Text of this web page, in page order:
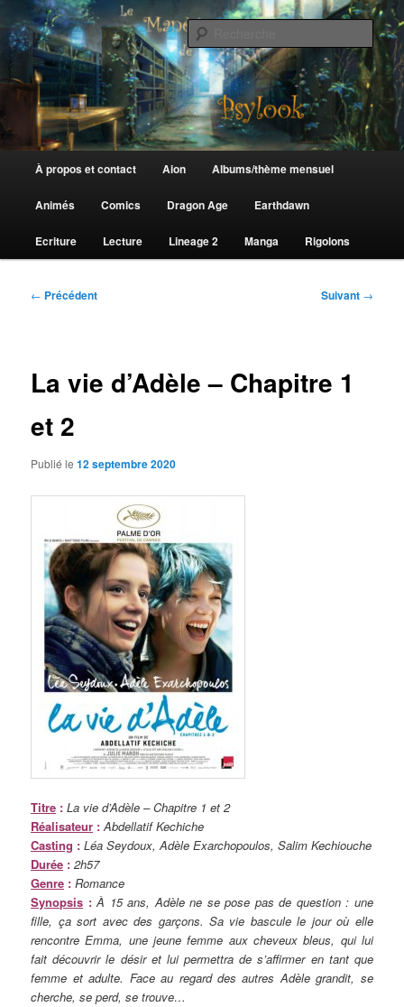
au
contenu
principalLe Manège de Psylook
principal
À propos et contact Aion Albums/thème mensuel
Animés Comics Dragon Age Earthdawn
Ecriture Lecture Lineage 2 Manga Rigolons
Navigation
← Précédent Suivant →
La vie d’Adèle – Chapitre 1
et 2
Publié le12 septembre 2020
Titre : La vie d’Adèle – Chapitre 1 et 2
Réalisateur : Abdellatif Kechiche
Casting :Léa Seydoux, Adèle Exarchopoulos, Salim Kechiouche
Durée : 2h57
Genre : Romance
Synopsis :À 15 ans, Adèle ne se pose pas de question : une
fille, ça sort avec des garçons. Sa vie bascule le jour où elle
rencontre Emma, une jeune femme aux cheveux bleus, qui lui
fait découvrir le désir et lui permettra de s’affirmer en tant que
femme et adulte. Face au regard des autres Adèle grandit, se
cherche, se perd, se trouve…